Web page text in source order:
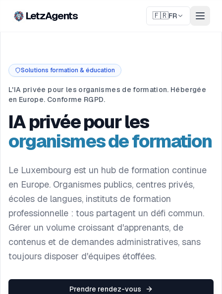
LetzAgents 🇫🇷FR
Solutions formation & éducation
L'IA privée pour les organismes de formation. Hébergée
en Europe. Conforme RGPD.
IA privée pour les
organismes de formation
Le Luxembourg est un hub de formation continue
en Europe. Organismes publics, centres privés,
écoles de langues, instituts de formation
professionnelle : tous partagent un défi commun.
Gérer un volume croissant d'apprenants, de
contenus et de demandes administratives, sans
toujours disposer d'équipes étoffées.
Prendre rendez-vous